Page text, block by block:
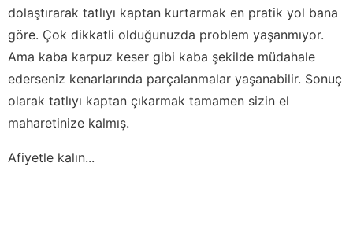
dolaştırarak tatlıyı kaptan kurtarmak en pratik yol bana
göre. Çok dikkatli olduğunuzda problem yaşanmıyor.
Ama kaba karpuz keser gibi kaba şekilde müdahale
ederseniz kenarlarında parçalanmalar yaşanabilir. Sonuç
olarak tatlıyı kaptan çıkarmak tamamen sizin el
maharetinize kalmış.
Afiyetle kalın...